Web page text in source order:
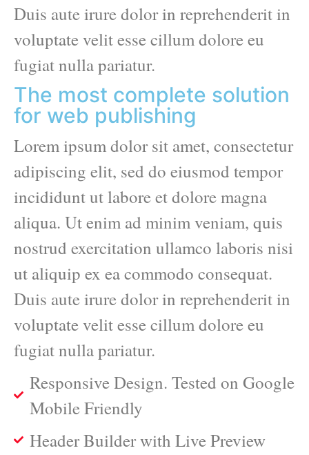
Duis aute irure dolor in reprehenderit in
voluptate velit esse cillum dolore eu
fugiat nulla pariatur.
The most complete solution
for web publishing
Lorem ipsum dolor sit amet, consectetur
adipiscing elit, sed do eiusmod tempor
incididunt ut labore et dolore magna
aliqua. Ut enim ad minim veniam, quis
nostrud exercitation ullamco laboris nisi
ut aliquip ex ea commodo consequat.
Duis aute irure dolor in reprehenderit in
voluptate velit esse cillum dolore eu
fugiat nulla pariatur.
Responsive Design. Tested on Google
Mobile Friendly
Header Builder with Live Preview